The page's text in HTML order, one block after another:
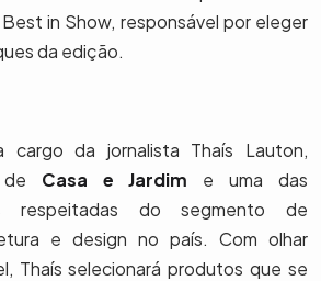
in Show, responsável por eleger
da edição.
cargo da jornalista Thaís Lauton,
de Casa e Jardim e uma das
respeitadas do segmento de
e design no país. Com olhar
Thaís selecionará produtos que se